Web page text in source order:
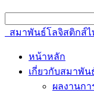
สมาพันธ์โลจิสติกส์ไท
หน้าหลัก
เกี่ยวกับสมาพัน
ผลงานกา